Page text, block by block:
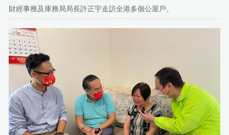
財經事務及庫務局局長許正宇走訪全港多個公屋戶。